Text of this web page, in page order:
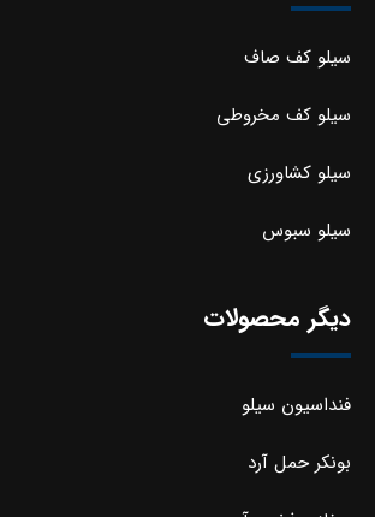
سیلو کف صاف
سیلو کف مخروطی
سیلو کشاورزی
سیلو سبوس
دیگر محصولات
فنداسیون سیلو
بونکر حمل آرد